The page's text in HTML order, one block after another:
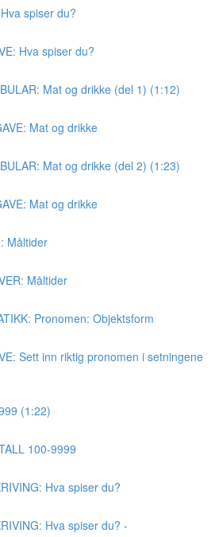
spiser du?
Hva spiser du?
Mat og drikke (del 1) (1:12)
Mat og drikke
Mat og drikke (del 2) (1:23)
Mat og drikke
Måltider
Måltider
Pronomen: Objektsform
Sett inn riktig pronomen i setningene
(1:22)
100-9999
Hva spiser du?
Hva spiser du? -